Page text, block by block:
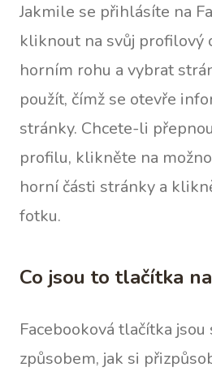
Jakmile se přihlásíte na
kliknout na svůj profilový
horním rohu a vybrat
použít, čímž se otevře
stránky. Chcete-li
profilu, klikněte na
horní části stránky a
fotku.
Co jsou to tlačítka
Facebooková tlačítka
způsobem, jak si